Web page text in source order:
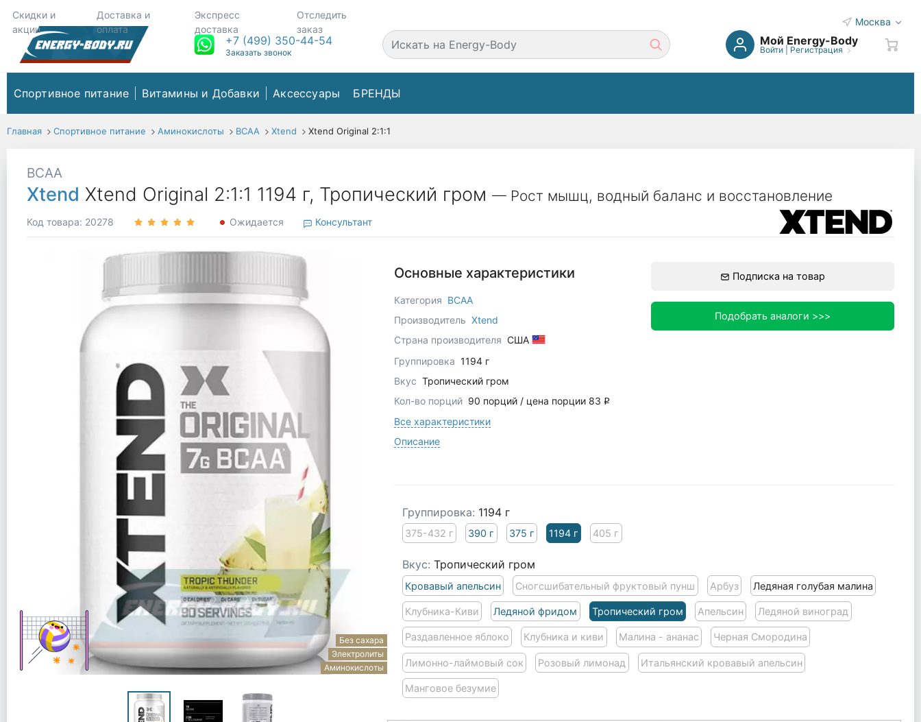
Скидки и
акции
Доставка и
оплата
Экспресс
доставка
Отследить
заказ
Москва
+7 (499) 350-44-54
Заказать звонок
Мой Energy-Body
Войти| Регистрация
Спортивное питание Витамины и Добавки Аксессуары БРЕНДЫ
Главная Спортивное питание Аминокислоты ВСАА Xtend Xtend Original 2:1:1
BCAA
Xtend Xtend Original 2:1:1 1194 г, Тропический гром — Рост мышц, водный баланс и восстановление
Код товара: 20278 Ожидается Консультант
Без сахара
Электролиты
Аминокислоты
Основные характеристики
Категория BCAA
Производитель Xtend
Страна производителя США
Группировка 1194 г
Вкус Тропический гром
Кол-во порций 90 порций / цена порции 83 q
Все характеристики
Описание
Подписка на товар
Подобрать аналоги >>>
Группировка: 1194 г
375-432 г 390 г 375 г 1194 г 405 г
Вкус: Тропический гром
Кровавый апельсин Сногсшибательный фруктовый пунш Арбуз Ледяная голубая малина
Клубника-Киви Ледяной фридом Тропический гром Апельсин Ледяной виноград
Раздавленное яблоко Клубника и киви Малина - ананас Черная Смородина
Лимонно-лаймовый сок Розовый лимонад Итальянский кровавый апельсин
Манговое безумие